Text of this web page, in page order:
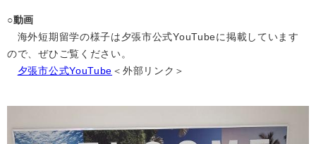
○動画
海外短期留学の様子は夕張市公式YouTubeに掲載しています
ので、ぜひご覧ください。
夕張市公式YouTube ＜外部リンク＞